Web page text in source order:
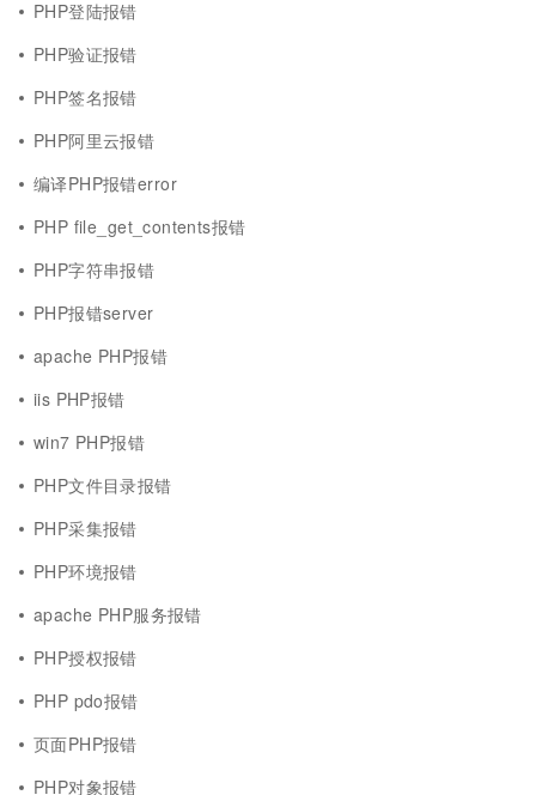
PHP登陆报错
PHP验证报错
PHP签名报错
PHP阿里云报错
编译PHP报错error
PHP file_get_contents报错
PHP字符串报错
PHP报错server
apache PHP报错
iis PHP报错
win7 PHP报错
PHP文件目录报错
PHP采集报错
PHP环境报错
apache PHP服务报错
PHP授权报错
PHP pdo报错
页面PHP报错
PHP对象报错